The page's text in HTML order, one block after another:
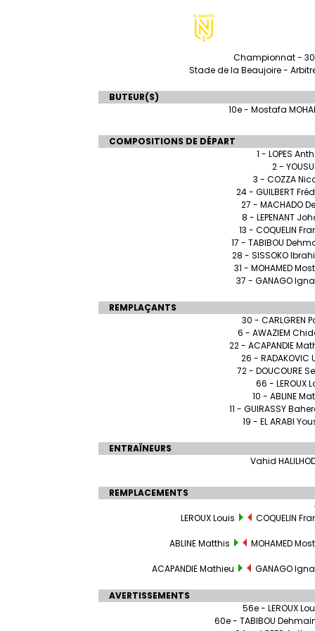
Championnat -
Stade de la Beaujoire -
BUTEUR(S)
10e - Mostafa
COMPOSITIONS DE DÉPART
1 - LOPES
2 -
3 - COZZA
24 - GUILBERT
27 - MACHADO
8 - LEPENANT
13 - COQUELIN
17 - TABIBOU
28 - SISSOKO
31 - MOHAMED
37 - GANAGO
REMPLAÇANTS
30 - CARLGREN
6 - AWAZIEM
22 - ACAPANDIE
26 - RADAKOVIC
72 - DOUCOURE
66 - LEROUX
10 - ABLINE
11 - GUIRASSY
19 - EL ARABI
ENTRAÎNEURS
Vahid
REMPLACEMENTS
LEROUX Louis
COQUELIN
ABLINE Matthis
MOHAMED
ACAPANDIE Mathieu
GANAGO
AVERTISSEMENTS
56e - LEROUX
60e - TABIBOU